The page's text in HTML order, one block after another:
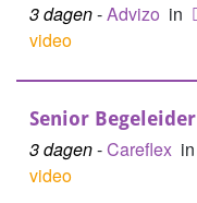
3 dagen-Advizo in
video
Senior Begeleider
3 dagen-Careflex in
video